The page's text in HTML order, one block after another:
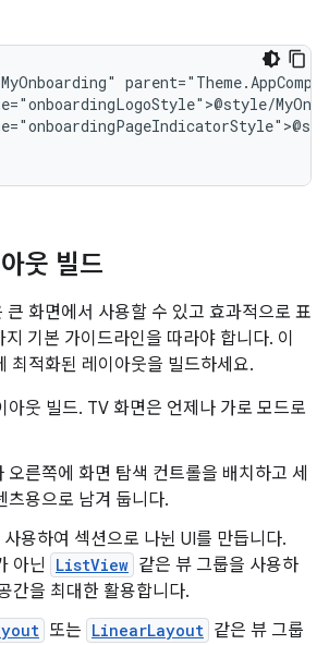
웃 빌드
큰 화면에서 사용할 수 있고 효과적으로 표
기본 가이드라인을 따라야 합니다. 이
최적화된 레이아웃을 빌드하세요.
아웃 빌드. TV 화면은 언제나 가로 모드로
오른쪽에 화면 탐색 컨트롤을 배치하고 세
츠용으로 남겨 둡니다.
사용하여 섹션으로 나뉜 UI를 만듭니다.
아닌 ListView 같은 뷰 그룹을 사용하
간을 최대한 활용합니다.
또는 LinearLayout 같은 뷰 그룹